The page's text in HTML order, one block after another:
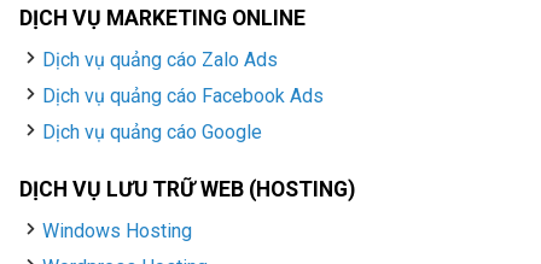
DỊCH VỤ MARKETING ONLINE
Dịch vụ quảng cáo Zalo Ads
Dịch vụ quảng cáo Facebook Ads
Dịch vụ quảng cáo Google
DỊCH VỤ LƯU TRỮ WEB (HOSTING)
Windows Hosting